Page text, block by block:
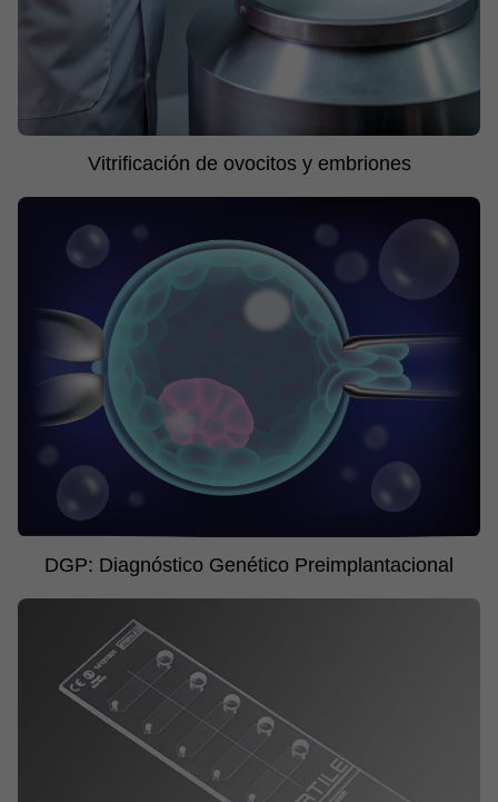
Vitrificación de ovocitos y embriones
DGP: Diagnóstico Genético Preimplantacional